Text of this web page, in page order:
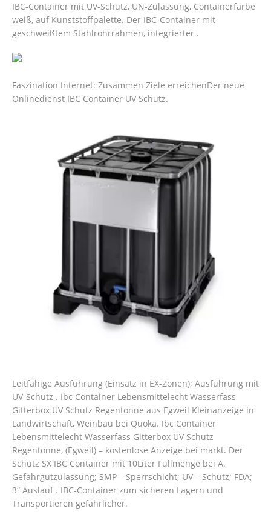
IBC-Container mit UV-Schutz, UN-Zulassung, Containerfarbe
weiß, auf Kunststoffpalette. Der IBC-Container mit
geschweißtem Stahlrohrrahmen, integrierter .
Faszination Internet: Zusammen Ziele erreichenDer neue
Onlinedienst IBC Container UV Schutz.
Leitfähige Ausführung (Einsatz in EX-Zonen); Ausführung mit
UV-Schutz . Ibc Container Lebensmittelecht Wasserfass
Gitterbox UV Schutz Regentonne aus Egweil Kleinanzeige in
Landwirtschaft, Weinbau bei Quoka. Ibc Container
Lebensmittelecht Wasserfass Gitterbox UV Schutz
Regentonne, (Egweil) – kostenlose Anzeige bei markt. Der
Schütz SX IBC Container mit 10Liter Füllmenge bei A.
Gefahrgutzulassung; SMP – Sperrschicht; UV – Schutz; FDA;
3“ Auslauf . IBC-Container zum sicheren Lagern und
Transportieren gefährlicher.